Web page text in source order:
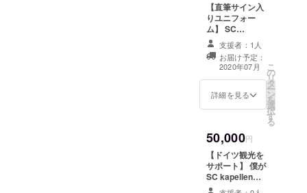
【直筆サイン入
りユニフォー
ム】 SC
kapellen Erftの
ユニフォーム(M
サイズ)にサイン
を入れて提供し
ます。また、ド
イツにお越しの
招待券を準備し
ます。
支援者：1人
お届け予定：
2020年07月
詳細を見る
こ
の
リ
タ
ー
ン
を
選
択
す
る
50,000円
【ドイツ観光を
サポート】 僕が
SC kapellen
Erft所属中、ド